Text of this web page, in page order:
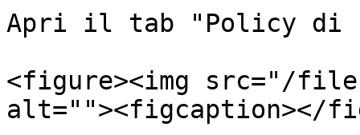
Apri il tab "Policy di
<figure><img src="/files/
alt=""><figcaption></